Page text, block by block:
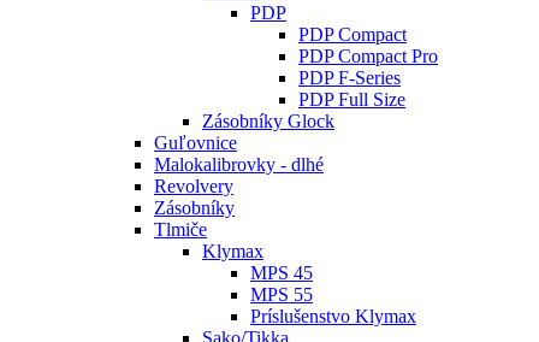
PDP
PDP Compact
PDP Compact Pro
PDP F-Series
PDP Full Size
Zásobníky Glock
Guľovnice
Malokalibrovky - dlhé
Revolvery
Zásobníky
Tlmiče
Klymax
MPS 45
MPS 55
Príslušenstvo Klymax
Sako/Tikka